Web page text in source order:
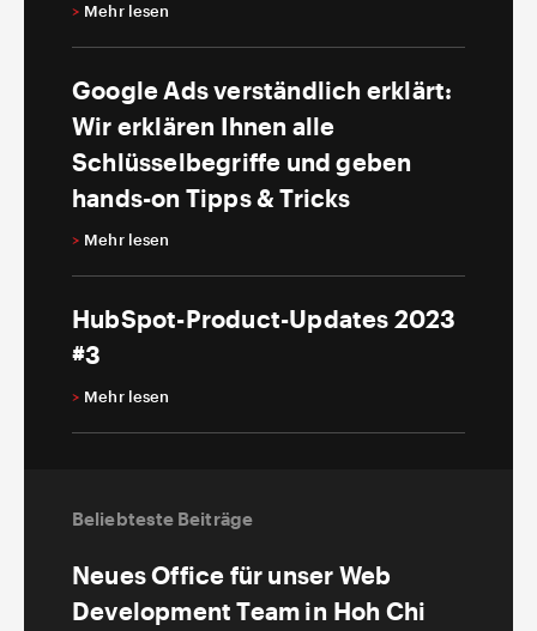
> Mehr lesen
Google Ads verständlich erklärt:
Wir erklären Ihnen alle
Schlüsselbegriffe und geben
hands-on Tipps & Tricks
> Mehr lesen
HubSpot-Product-Updates 2023
#3
> Mehr lesen
Beliebteste Beiträge
Neues Office für unser Web
Development Team in Hoh Chi